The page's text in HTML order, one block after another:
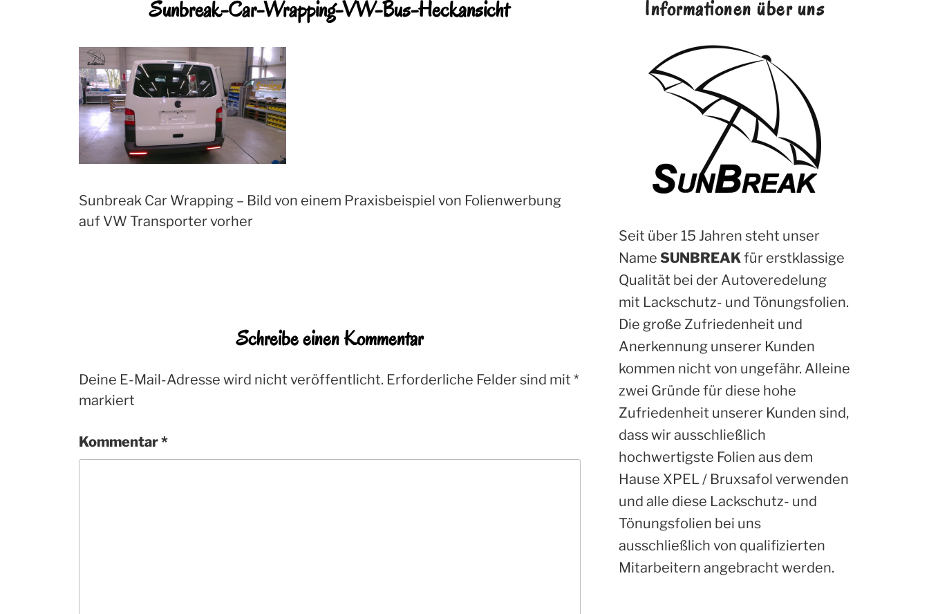
Sunbreak-Car-Wrapping-VW-Bus-Heckansicht
Sunbreak Car Wrapping – Bild von einem Praxisbeispiel von Folienwerbung
auf VW Transporter vorher
Schreibe einen Kommentar
Deine E-Mail-Adresse wird nicht veröffentlicht. Erforderliche Felder sind mit *
markiert
Kommentar*
Informationen über uns
Seit über 15 Jahren steht unser
NameSUNBREAKfür erstklassige
Qualität bei der Autoveredelung
mit Lackschutz- und Tönungsfolien.
Die große Zufriedenheit und
Anerkennung unserer Kunden
kommen nicht von ungefähr. Alleine
zwei Gründe für diese hohe
Zufriedenheit unserer Kunden sind,
dass wir ausschließlich
hochwertigste Folien aus dem
Hause XPEL / Bruxsafol verwenden
und alle diese Lackschutz- und
Tönungsfolien bei uns
ausschließlich von qualifizierten
Mitarbeitern angebracht werden.